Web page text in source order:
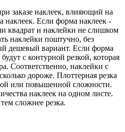
заказе наклеек, влияющий на
наклеек. Если форма наклеек -
квадрат и наклейки не слишком
наклейки поштучно, без
дешевый вариант. Если форма
с контурной резкой, которая
Соответственно, наклейки с
дороже. Плоттерная резка
или повышенной сложности.
наклеек на одном листе.
сложнее резка.